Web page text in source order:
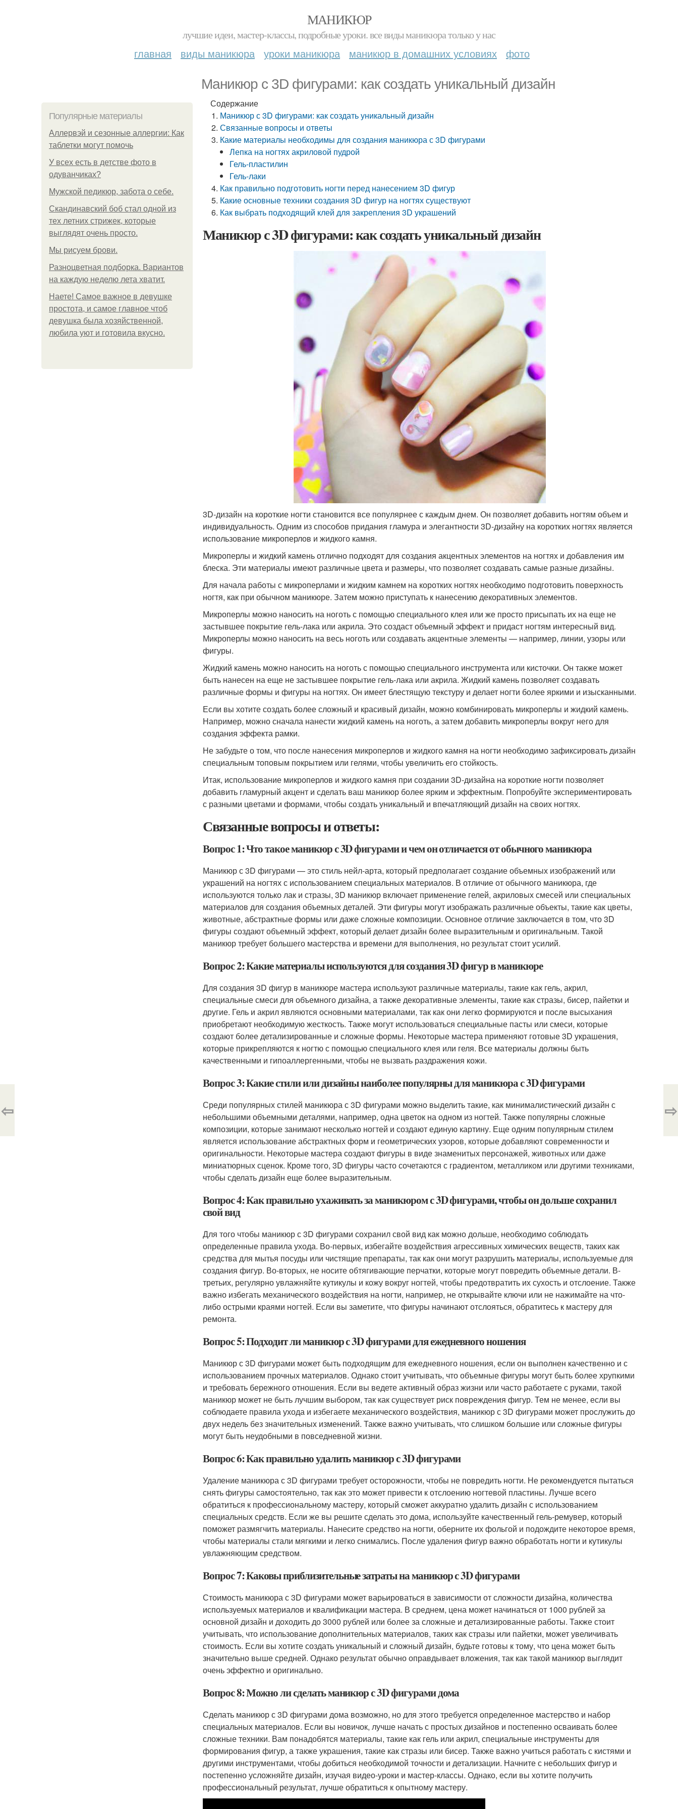
МАНИКЮР
лучшие идеи, мастер-классы, подробные уроки. все виды маникюра только у нас
главная виды маникюра уроки маникюра маникюр в домашних условиях фото
Маникюр с 3D фигурами: как создать уникальный дизайн
Популярные материалы
Аллервэй и сезонные аллергии: Как
таблетки могут помочь
У всех есть в детстве фото в
одуванчиках?
Мужской педикюр, забота о себе.
Скандинавский боб стал одной из
тех летних стрижек, которые
выглядят очень просто.
Мы рисуем брови.
Разноцветная подборка. Вариантов
на каждую неделю лета хватит.
Наете! Самое важное в девушке
простота, и самое главное чтоб
девушка была хозяйственной,
любила уют и готовила вкусно.
Содержание
Маникюр с 3D фигурами: как создать уникальный дизайн
Связанные вопросы и ответы
Какие материалы необходимы для создания маникюра с 3D фигурами
Лепка на ногтях акриловой пудрой
Гель-пластилин
Гель-лаки
Как правильно подготовить ногти перед нанесением 3D фигур
Какие основные техники создания 3D фигур на ногтях существуют
Как выбрать подходящий клей для закрепления 3D украшений
Маникюр с 3D фигурами: как создать уникальный дизайн
3D-дизайн на короткие ногти становится все популярнее с каждым днем. Он позволяет добавить ногтям объем и
индивидуальность. Одним из способов придания гламура и элегантности 3D-дизайну на коротких ногтях является
использование микроперлов и жидкого камня.
Микроперлы и жидкий камень отлично подходят для создания акцентных элементов на ногтях и добавления им
блеска. Эти материалы имеют различные цвета и размеры, что позволяет создавать самые разные дизайны.
Для начала работы с микроперлами и жидким камнем на коротких ногтях необходимо подготовить поверхность
ногтя, как при обычном маникюре. Затем можно приступать к нанесению декоративных элементов.
Микроперлы можно наносить на ноготь с помощью специального клея или же просто присыпать их на еще не
застывшее покрытие гель-лака или акрила. Это создаст объемный эффект и придаст ногтям интересный вид.
Микроперлы можно наносить на весь ноготь или создавать акцентные элементы — например, линии, узоры или
фигуры.
Жидкий камень можно наносить на ноготь с помощью специального инструмента или кисточки. Он также может
быть нанесен на еще не застывшее покрытие гель-лака или акрила. Жидкий камень позволяет создавать
различные формы и фигуры на ногтях. Он имеет блестящую текстуру и делает ногти более яркими и изысканными.
Если вы хотите создать более сложный и красивый дизайн, можно комбинировать микроперлы и жидкий камень.
Например, можно сначала нанести жидкий камень на ноготь, а затем добавить микроперлы вокруг него для
создания эффекта рамки.
Не забудьте о том, что после нанесения микроперлов и жидкого камня на ногти необходимо зафиксировать дизайн
специальным топовым покрытием или гелями, чтобы увеличить его стойкость.
Итак, использование микроперлов и жидкого камня при создании 3D-дизайна на короткие ногти позволяет
добавить гламурный акцент и сделать ваш маникюр более ярким и эффектным. Попробуйте экспериментировать
с разными цветами и формами, чтобы создать уникальный и впечатляющий дизайн на своих ногтях.
Связанные вопросы и ответы:
Вопрос 1: Что такое маникюр с 3D фигурами и чем он отличается от обычного маникюра
Маникюр с 3D фигурами — это стиль нейл-арта, который предполагает создание объемных изображений или
украшений на ногтях с использованием специальных материалов. В отличие от обычного маникюра, где
используются только лак и стразы, 3D маникюр включает применение гелей, акриловых смесей или специальных
материалов для создания объемных деталей. Эти фигуры могут изображать различные объекты, такие как цветы,
животные, абстрактные формы или даже сложные композиции. Основное отличие заключается в том, что 3D
фигуры создают объемный эффект, который делает дизайн более выразительным и оригинальным. Такой
маникюр требует большего мастерства и времени для выполнения, но результат стоит усилий.
Вопрос 2: Какие материалы используются для создания 3D фигур в маникюре
Для создания 3D фигур в маникюре мастера используют различные материалы, такие как гель, акрил,
специальные смеси для объемного дизайна, а также декоративные элементы, такие как стразы, бисер, пайетки и
другие. Гель и акрил являются основными материалами, так как они легко формируются и после высыхания
приобретают необходимую жесткость. Также могут использоваться специальные пасты или смеси, которые
создают более детализированные и сложные формы. Некоторые мастера применяют готовые 3D украшения,
которые прикрепляются к ногтю с помощью специального клея или геля. Все материалы должны быть
качественными и гипоаллергенными, чтобы не вызвать раздражения кожи.
Вопрос 3: Какие стили или дизайны наиболее популярны для маникюра с 3D фигурами
Среди популярных стилей маникюра с 3D фигурами можно выделить такие, как минималистический дизайн с
небольшими объемными деталями, например, одна цветок на одном из ногтей. Также популярны сложные
композиции, которые занимают несколько ногтей и создают единую картину. Еще одним популярным стилем
является использование абстрактных форм и геометрических узоров, которые добавляют современности и
оригинальности. Некоторые мастера создают фигуры в виде знаменитых персонажей, животных или даже
миниатюрных сценок. Кроме того, 3D фигуры часто сочетаются с градиентом, металликом или другими техниками,
чтобы сделать дизайн еще более выразительным.
Вопрос 4: Как правильно ухаживать за маникюром с 3D фигурами, чтобы он дольше сохранил
свой вид
Для того чтобы маникюр с 3D фигурами сохранил свой вид как можно дольше, необходимо соблюдать
определенные правила ухода. Во-первых, избегайте воздействия агрессивных химических веществ, таких как
средства для мытья посуды или чистящие препараты, так как они могут разрушить материалы, используемые для
создания фигур. Во-вторых, не носите обтягивающие перчатки, которые могут повредить объемные детали. В-
третьих, регулярно увлажняйте кутикулы и кожу вокруг ногтей, чтобы предотвратить их сухость и отслоение. Также
важно избегать механического воздействия на ногти, например, не открывайте ключи или не нажимайте на что-
либо острыми краями ногтей. Если вы заметите, что фигуры начинают отслояться, обратитесь к мастеру для
ремонта.
Вопрос 5: Подходит ли маникюр с 3D фигурами для ежедневного ношения
Маникюр с 3D фигурами может быть подходящим для ежедневного ношения, если он выполнен качественно и с
использованием прочных материалов. Однако стоит учитывать, что объемные фигуры могут быть более хрупкими
и требовать бережного отношения. Если вы ведете активный образ жизни или часто работаете с руками, такой
маникюр может не быть лучшим выбором, так как существует риск повреждения фигур. Тем не менее, если вы
соблюдаете правила ухода и избегаете механического воздействия, маникюр с 3D фигурами может прослужить до
двух недель без значительных изменений. Также важно учитывать, что слишком большие или сложные фигуры
могут быть неудобными в повседневной жизни.
Вопрос 6: Как правильно удалить маникюр с 3D фигурами
Удаление маникюра с 3D фигурами требует осторожности, чтобы не повредить ногти. Не рекомендуется пытаться
снять фигуры самостоятельно, так как это может привести к отслоению ногтевой пластины. Лучше всего
обратиться к профессиональному мастеру, который сможет аккуратно удалить дизайн с использованием
специальных средств. Если же вы решите сделать это дома, используйте качественный гель-ремувер, который
поможет размягчить материалы. Нанесите средство на ногти, оберните их фольгой и подождите некоторое время,
чтобы материалы стали мягкими и легко снимались. После удаления фигур важно обработать ногти и кутикулы
увлажняющим средством.
Вопрос 7: Каковы приблизительные затраты на маникюр с 3D фигурами
Стоимость маникюра с 3D фигурами может варьироваться в зависимости от сложности дизайна, количества
используемых материалов и квалификации мастера. В среднем, цена может начинаться от 1000 рублей за
основной дизайн и доходить до 3000 рублей или более за сложные и детализированные работы. Также стоит
учитывать, что использование дополнительных материалов, таких как стразы или пайетки, может увеличивать
стоимость. Если вы хотите создать уникальный и сложный дизайн, будьте готовы к тому, что цена может быть
значительно выше средней. Однако результат обычно оправдывает вложения, так как такой маникюр выглядит
очень эффектно и оригинально.
Вопрос 8: Можно ли сделать маникюр с 3D фигурами дома
Сделать маникюр с 3D фигурами дома возможно, но для этого требуется определенное мастерство и набор
специальных материалов. Если вы новичок, лучше начать с простых дизайнов и постепенно осваивать более
сложные техники. Вам понадобятся материалы, такие как гель или акрил, специальные инструменты для
формирования фигур, а также украшения, такие как стразы или бисер. Также важно учиться работать с кистями и
другими инструментами, чтобы добиться необходимой точности и детализации. Начните с небольших фигур и
постепенно усложняйте дизайн, изучая видео-уроки и мастер-классы. Однако, если вы хотите получить
профессиональный результат, лучше обратиться к опытному мастеру.
⇦ ⇨